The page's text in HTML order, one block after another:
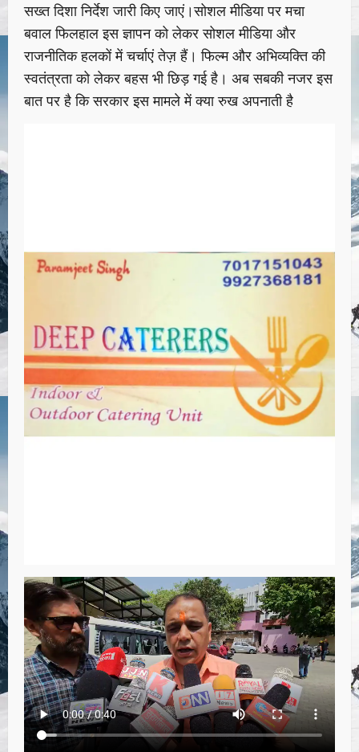
सख्त दिशा निर्देश जारी किए जाएं।सोशल मीडिया पर मचा
बवाल फिलहाल इस ज्ञापन को लेकर सोशल मीडिया और
राजनीतिक हलकों में चर्चाएं तेज़ हैं। फिल्म और अभिव्यक्ति की
स्वतंत्रता को लेकर बहस भी छिड़ गई है। अब सबकी नजर इस
बात पर है कि सरकार इस मामले में क्या रुख अपनाती है